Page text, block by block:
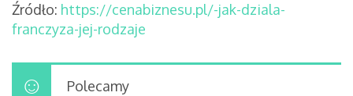
Źródło: https://cenabiznesu.pl/-jak-dziala-
franczyza-jej-rodzaje
Polecamy